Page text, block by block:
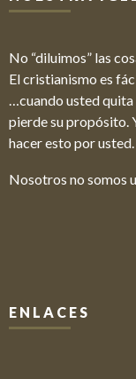
No “diluimos” las
El cristianismo es
…cuando usted quita
pierde su propósito.
hacer esto por usted.
Nosotros no somos
ENLACES